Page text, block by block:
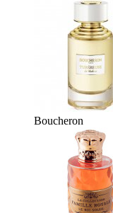
Boucheron